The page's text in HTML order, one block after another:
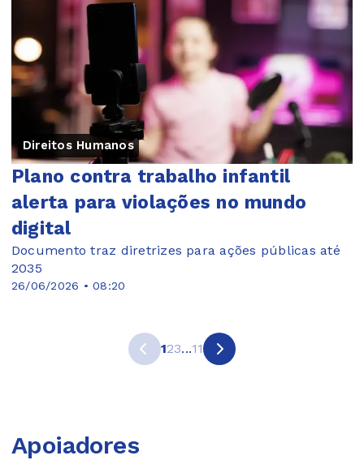
Direitos Humanos
26/06/2026 • 08:20
Plano contra trabalho infantil
alerta para violações no mundo
digital
Documento traz diretrizes para ações públicas até
2035
123...11
Apoiadores